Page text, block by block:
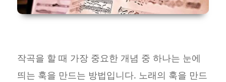
작곡을 할 때 가장 중요한 개념 중 하나는 눈에
띄는 훅을 만드는 방법입니다. 노래의 훅을 만드